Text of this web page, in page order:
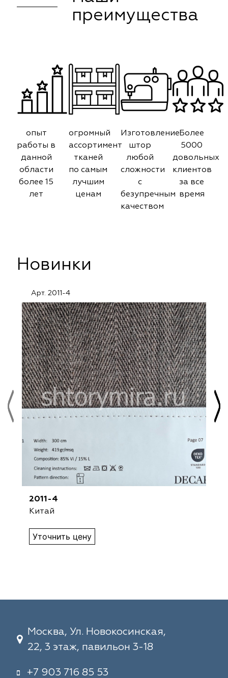
преимущества
опыт
работы в
данной
области
более 15
лет
огромный
ассортимент
тканей
по самым
лучшим
ценам
Изготовление
штор
любой
сложности
с
безупречным
качеством
Более
5000
довольных
клиентов
за все
время
Новинки
Арт. 2011-4
2011-4
Китай
Уточнить цену
Москва, Ул. Новокосинская,
22, 3 этаж, павильон 3-18
+7 903 716 85 53